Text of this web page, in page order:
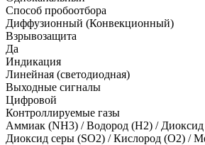
Способ пробоотбора
Диффузионный (Конвекционный)
Взрывозащита
Да
Индикация
Линейная (светодиодная)
Выходные сигналы
Цифровой
Контроллируемые газы
Аммиак (NH3) /Водород (H2) / Диоксид
Диоксид серы (SO2) /Кислород (O2) /